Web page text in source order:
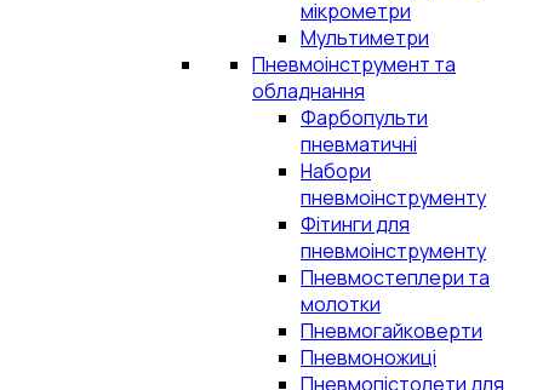
мікрометри
Мультиметри
Пневмоінструмент та
обладнання
Фарбопульти
пневматичні
Набори
пневмоінструменту
Фітинги для
пневмоінструменту
Пневмостеплери та
молотки
Пневмогайковерти
Пневмоножиці
Пневмопістолети для